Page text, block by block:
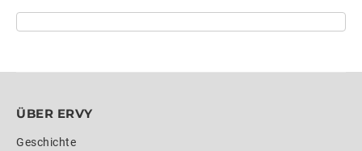
ÜBER ERVY
Geschichte